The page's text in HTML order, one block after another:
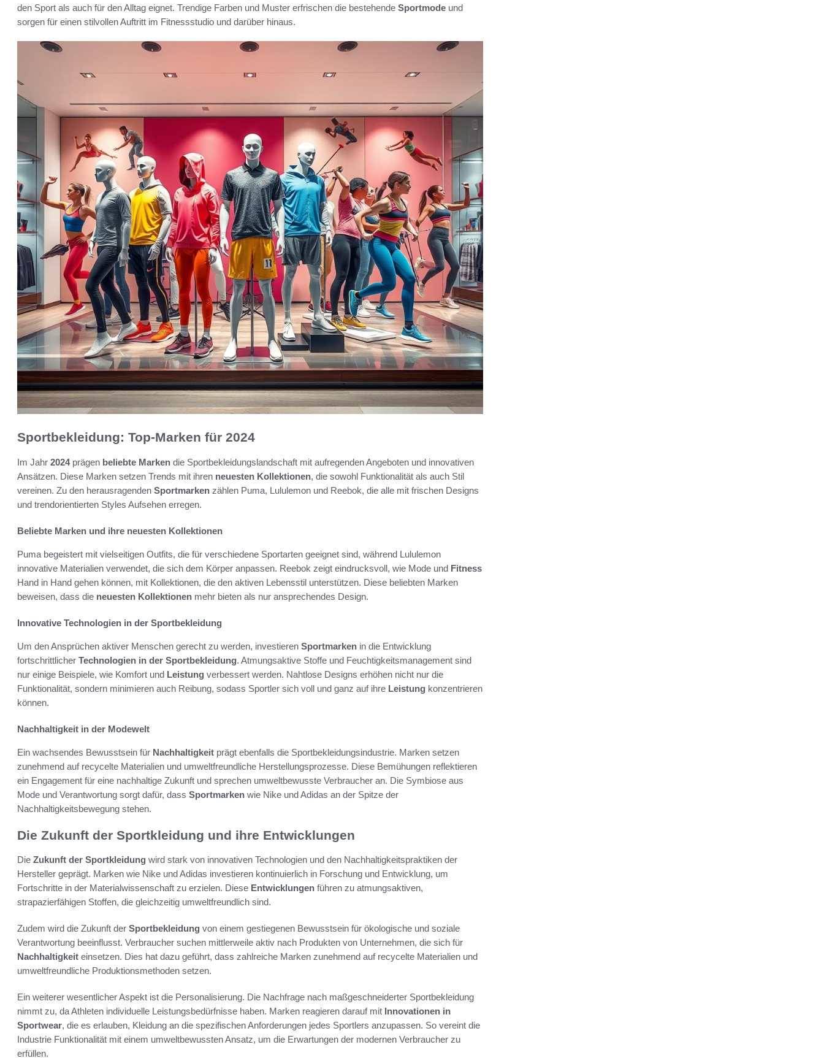
den Sport als auch für den Alltag eignet. Trendige Farben und Muster erfrischen die bestehende Sportmode und
sorgen für einen stilvollen Auftritt im Fitnessstudio und darüber hinaus.
Sportbekleidung: Top-Marken für 2024
Im Jahr 2024prägen beliebte Marken die Sportbekleidungslandschaft mit aufregenden Angeboten und innovativen
Ansätzen. Diese Marken setzen Trends mit ihren neuesten Kollektionen, die sowohl Funktionalität als auch Stil
vereinen. Zu den herausragenden Sportmarken zählen Puma, Lululemon und Reebok, die alle mit frischen Designs
und trendorientierten Styles Aufsehen erregen.
Beliebte Marken und ihre neuesten Kollektionen
Puma begeistert mit vielseitigen Outfits, die für verschiedene Sportarten geeignet sind, während Lululemon
innovative Materialien verwendet, die sich dem Körper anpassen. Reebok zeigt eindrucksvoll, wie Mode und Fitness
Hand in Hand gehen können, mit Kollektionen, die den aktiven Lebensstil unterstützen. Diese beliebten Marken
beweisen, dass die neuesten Kollektionen mehr bieten als nur ansprechendes Design.
Innovative Technologien in der Sportbekleidung
Um den Ansprüchen aktiver Menschen gerecht zu werden, investieren Sportmarken in die Entwicklung
fortschrittlicher Technologien in der Sportbekleidung. Atmungsaktive Stoffe und Feuchtigkeitsmanagement sind
nur einige Beispiele, wie Komfort und Leistung verbessert werden. Nahtlose Designs erhöhen nicht nur die
Funktionalität, sondern minimieren auch Reibung, sodass Sportler sich voll und ganz auf ihre Leistung konzentrieren
können.
Nachhaltigkeit in der Modewelt
Ein wachsendes Bewusstsein für Nachhaltigkeit prägt ebenfalls die Sportbekleidungsindustrie. Marken setzen
zunehmend auf recycelte Materialien und umweltfreundliche Herstellungsprozesse. Diese Bemühungen reflektieren
ein Engagement für eine nachhaltige Zukunft und sprechen umweltbewusste Verbraucher an. Die Symbiose aus
Mode und Verantwortung sorgt dafür, dass Sportmarken wie Nike und Adidas an der Spitze der
Nachhaltigkeitsbewegung stehen.
Die Zukunft der Sportkleidung und ihre Entwicklungen
Die Zukunft der Sportkleidung wird stark von innovativen Technologien und den Nachhaltigkeitspraktiken der
Hersteller geprägt. Marken wie Nike und Adidas investieren kontinuierlich in Forschung und Entwicklung, um
Fortschritte in der Materialwissenschaft zu erzielen. Diese Entwicklungen führen zu atmungsaktiven,
strapazierfähigen Stoffen, die gleichzeitig umweltfreundlich sind.
Zudem wird die Zukunft der Sportbekleidung von einem gestiegenen Bewusstsein für ökologische und soziale
Verantwortung beeinflusst. Verbraucher suchen mittlerweile aktiv nach Produkten von Unternehmen, die sich für
Nachhaltigkeit einsetzen. Dies hat dazu geführt, dass zahlreiche Marken zunehmend auf recycelte Materialien und
umweltfreundliche Produktionsmethoden setzen.
Ein weiterer wesentlicher Aspekt ist die Personalisierung. Die Nachfrage nach maßgeschneiderter Sportbekleidung
nimmt zu, da Athleten individuelle Leistungsbedürfnisse haben. Marken reagieren darauf mit Innovationen in
Sportwear, die es erlauben, Kleidung an die spezifischen Anforderungen jedes Sportlers anzupassen. So vereint die
Industrie Funktionalität mit einem umweltbewussten Ansatz, um die Erwartungen der modernen Verbraucher zu
erfüllen.